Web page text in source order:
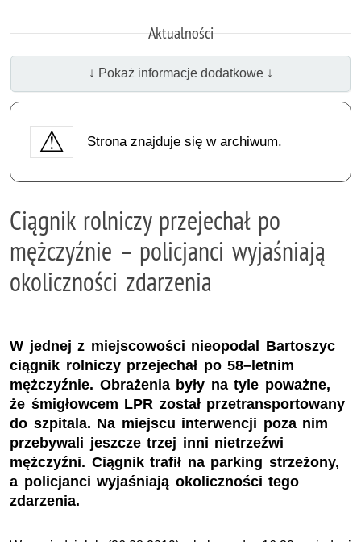
Aktualności
↓ Pokaż informacje dodatkowe ↓
Strona znajduje się w archiwum.
Ciągnik rolniczy przejechał po
mężczyźnie – policjanci wyjaśniają
okoliczności zdarzenia
W jednej z miejscowości nieopodal Bartoszyc
ciągnik rolniczy przejechał po 58–letnim
mężczyźnie. Obrażenia były na tyle poważne,
że śmigłowcem LPR został przetransportowany
do szpitala. Na miejscu interwencji poza nim
przebywali jeszcze trzej inni nietrzeźwi
mężczyźni. Ciągnik trafił na parking strzeżony,
a policjanci wyjaśniają okoliczności tego
zdarzenia.